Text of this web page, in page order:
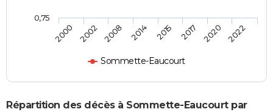
Sommette-Eaucourt
2000 2002 2008 2014 2015 2017 2020 2022
0,75
Répartition des décès à Sommette-Eaucourt par